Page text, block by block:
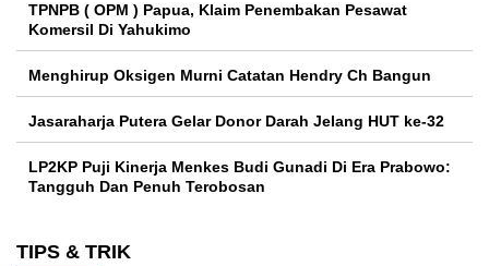
TPNPB ( OPM ) Papua, Klaim Penembakan Pesawat
Komersil Di Yahukimo
Menghirup Oksigen Murni Catatan Hendry Ch Bangun
Jasaraharja Putera Gelar Donor Darah Jelang HUT ke-32
LP2KP Puji Kinerja Menkes Budi Gunadi Di Era Prabowo:
Tangguh Dan Penuh Terobosan‎
TIPS & TRIK